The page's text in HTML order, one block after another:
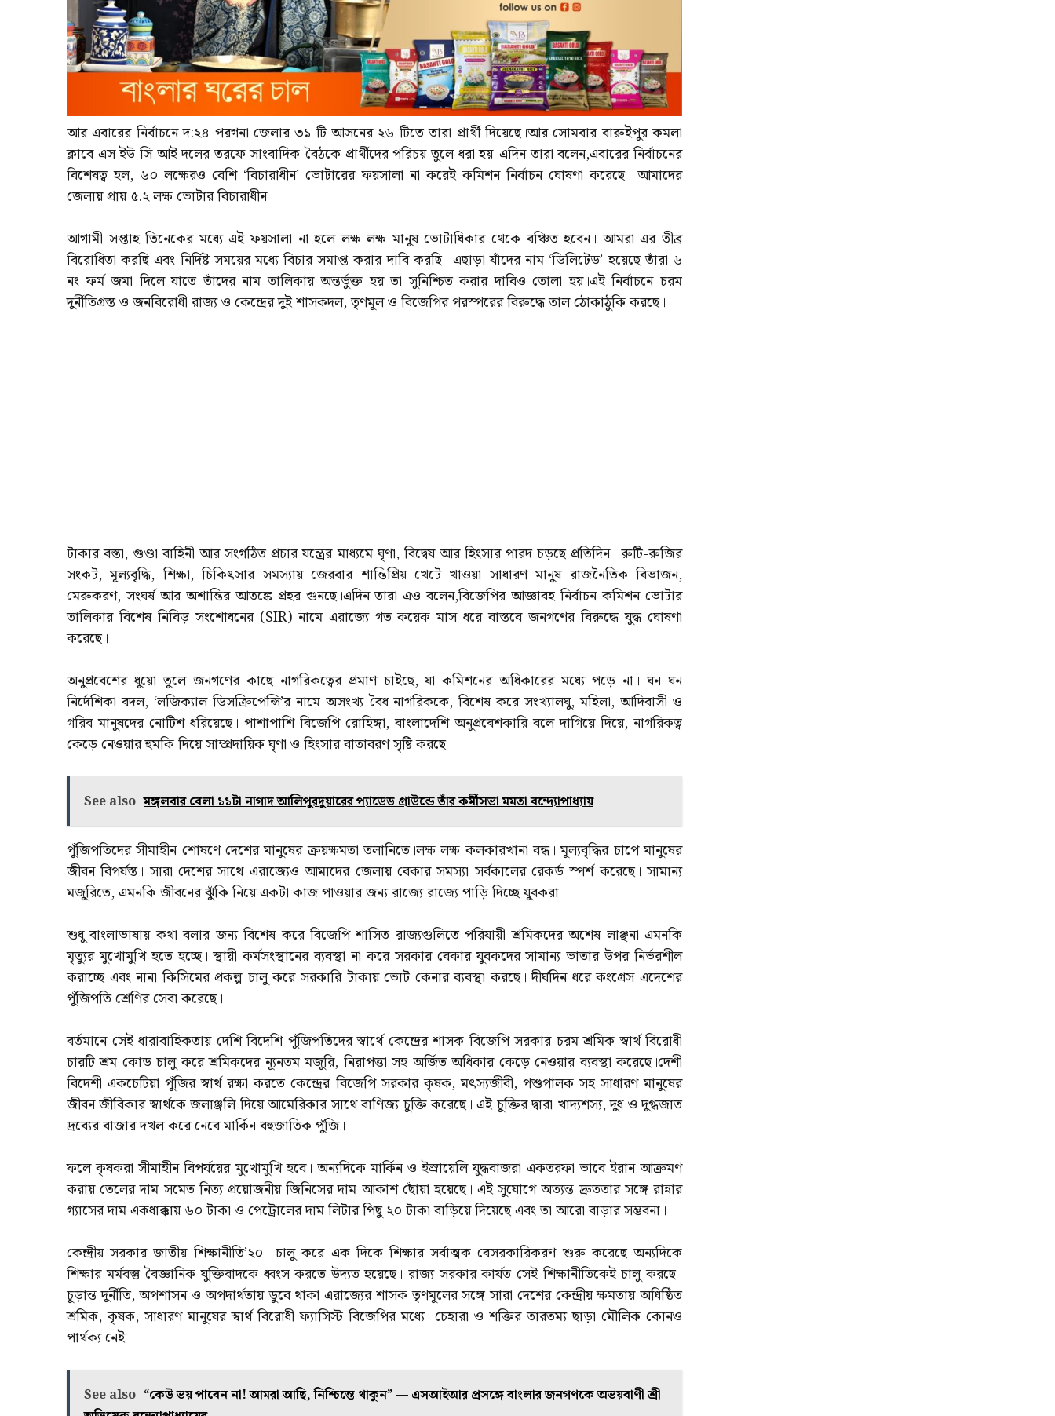
আর এবারের নির্বাচনে দ:২৪ পরগনা জেলার ৩১ টি আসনের ২৬ টিতে তারা প্রার্থী দিয়েছে।আর সোমবার বারুইপুর কমলা
ক্লাবে এস ইউ সি আই দলের তরফে সাংবাদিক বৈঠকে প্রার্থীদের পরিচয় তুলে ধরা হয়।এদিন তারা বলেন,এবারের নির্বাচনের
বিশেষত্ব হল, ৬০ লক্ষেরও বেশি ‘বিচারাধীন’ ভোটারের ফয়সালা না করেই কমিশন নির্বাচন ঘোষণা করেছে। আমাদের
জেলায় প্রায় ৫.২ লক্ষ ভোটার বিচারাধীন।
আগামী সপ্তাহ তিনেকের মধ্যে এই ফয়সালা না হলে লক্ষ লক্ষ মানুষ ভোটাধিকার থেকে বঞ্চিত হবেন। আমরা এর তীব্র
বিরোধিতা করছি এবং নির্দিষ্ট সময়ের মধ্যে বিচার সমাপ্ত করার দাবি করছি। এছাড়া যাঁদের নাম ‘ডিলিটেড’ হয়েছে তাঁরা ৬
নং ফর্ম জমা দিলে যাতে তাঁদের নাম তালিকায় অন্তর্ভুক্ত হয় তা সুনিশ্চিত করার দাবিও তোলা হয়।এই নির্বাচনে চরম
দুর্নীতিগ্রস্ত ও জনবিরোধী রাজ্য ও কেন্দ্রের দুই শাসকদল, তৃণমূল ও বিজেপির পরস্পরের বিরুদ্ধে তাল ঠোকাঠুকি করছে।
টাকার বস্তা, গুণ্ডা বাহিনী আর সংগঠিত প্রচার যন্ত্রের মাধ্যমে ঘৃণা, বিদ্বেষ আর হিংসার পারদ চড়ছে প্রতিদিন। রুটি-রুজির
সংকট, মূল্যবৃদ্ধি, শিক্ষা, চিকিৎসার সমস্যায় জেরবার শান্তিপ্রিয় খেটে খাওয়া সাধারণ মানুষ রাজনৈতিক বিভাজন,
মেরুকরণ, সংঘর্ষ আর অশান্তির আতঙ্কে প্রহর গুনছে।এদিন তারা এও বলেন,বিজেপির আজ্ঞাবহ নির্বাচন কমিশন ভোটার
তালিকার বিশেষ নিবিড় সংশোধনের (SIR) নামে এরাজ্যে গত কয়েক মাস ধরে বাস্তবে জনগণের বিরুদ্ধে যুদ্ধ ঘোষণা
করেছে।
অনুপ্রবেশের ধুয়ো তুলে জনগণের কাছে নাগরিকত্বের প্রমাণ চাইছে, যা কমিশনের অধিকারের মধ্যে পড়ে না। ঘন ঘন
নির্দেশিকা বদল, ‘লজিক্যাল ডিসক্রিপেন্সি’র নামে অসংখ্য বৈধ নাগরিককে, বিশেষ করে সংখ্যালঘু, মহিলা, আদিবাসী ও
গরিব মানুষদের নোটিশ ধরিয়েছে। পাশাপাশি বিজেপি রোহিঙ্গা, বাংলাদেশি অনুপ্রবেশকারি বলে দাগিয়ে দিয়ে, নাগরিকত্ব
কেড়ে নেওয়ার হুমকি দিয়ে সাম্প্রদায়িক ঘৃণা ও হিংসার বাতাবরণ সৃষ্টি করছে।
See also মঙ্গলবার বেলা ১১টা নাগাদ আলিপুরদুয়ারের প্যাডেড গ্রাউন্ডে তাঁর কর্মীসভা মমতা বন্দ্যোপাধ্যায়
পুঁজিপতিদের সীমাহীন শোষণে দেশের মানুষের ক্রয়ক্ষমতা তলানিতে।লক্ষ লক্ষ কলকারখানা বন্ধ। মূল্যবৃদ্ধির চাপে মানুষের
জীবন বিপর্যস্ত। সারা দেশের সাথে এরাজ্যেও আমাদের জেলায় বেকার সমস্যা সর্বকালের রেকর্ড স্পর্শ করেছে। সামান্য
মজুরিতে, এমনকি জীবনের ঝুঁকি নিয়ে একটা কাজ পাওয়ার জন্য রাজ্যে রাজ্যে পাড়ি দিচ্ছে যুবকরা।
শুধু বাংলাভাষায় কথা বলার জন্য বিশেষ করে বিজেপি শাসিত রাজ্যগুলিতে পরিযায়ী শ্রমিকদের অশেষ লাঞ্ছনা এমনকি
মৃত্যুর মুখোমুখি হতে হচ্ছে। স্থায়ী কর্মসংস্থানের ব্যবস্থা না করে সরকার বেকার যুবকদের সামান্য ভাতার উপর নির্ভরশীল
করাচ্ছে এবং নানা কিসিমের প্রকল্প চালু করে সরকারি টাকায় ভোট কেনার ব্যবস্থা করছে। দীর্ঘদিন ধরে কংগ্রেস এদেশের
পুঁজিপতি শ্রেণির সেবা করেছে।
বর্তমানে সেই ধারাবাহিকতায় দেশি বিদেশি পুঁজিপতিদের স্বার্থে কেন্দ্রের শাসক বিজেপি সরকার চরম শ্রমিক স্বার্থ বিরোধী
চারটি শ্রম কোড চালু করে শ্রমিকদের ন্যূনতম মজুরি, নিরাপত্তা সহ অর্জিত অধিকার কেড়ে নেওয়ার ব্যবস্থা করেছে।দেশী
বিদেশী একচেটিয়া পুঁজির স্বার্থ রক্ষা করতে কেন্দ্রের বিজেপি সরকার কৃষক, মৎস্যজীবী, পশুপালক সহ সাধারণ মানুষের
জীবন জীবিকার স্বার্থকে জলাঞ্জলি দিয়ে আমেরিকার সাথে বাণিজ্য চুক্তি করেছে। এই চুক্তির দ্বারা খাদ্যশস্য, দুধ ও দুগ্ধজাত
দ্রব্যের বাজার দখল করে নেবে মার্কিন বহুজাতিক পুঁজি।
ফলে কৃষকরা সীমাহীন বিপর্যয়ের মুখোমুখি হবে। অন্যদিকে মার্কিন ও ইস্রায়েলি যুদ্ধবাজরা একতরফা ভাবে ইরান আক্রমণ
করায় তেলের দাম সমেত নিত্য প্রয়োজনীয় জিনিসের দাম আকাশ ছোঁয়া হয়েছে। এই সুযোগে অত্যন্ত দ্রুততার সঙ্গে রান্নার
গ্যাসের দাম একধাক্কায় ৬০ টাকা ও পেট্রোলের দাম লিটার পিছু ২০ টাকা বাড়িয়ে দিয়েছে এবং তা আরো বাড়ার সম্ভবনা।
কেন্দ্রীয় সরকার জাতীয় শিক্ষানীতি’২০ চালু করে এক দিকে শিক্ষার সর্বাত্মক বেসরকারিকরণ শুরু করেছে অন্যদিকে
শিক্ষার মর্মবস্তু বৈজ্ঞানিক যুক্তিবাদকে ধ্বংস করতে উদ্যত হয়েছে। রাজ্য সরকার কার্যত সেই শিক্ষানীতিকেই চালু করছে।
চূড়ান্ত দুর্নীতি, অপশাসন ও অপদার্থতায় ডুবে থাকা এরাজ্যের শাসক তৃণমূলের সঙ্গে সারা দেশের কেন্দ্রীয় ক্ষমতায় অধিষ্ঠিত
শ্রমিক, কৃষক, সাধারণ মানুষের স্বার্থ বিরোধী ফ্যাসিস্ট বিজেপির মধ্যে চেহারা ও শক্তির তারতম্য ছাড়া মৌলিক কোনও
পার্থক্য নেই।
See also “কেউ ভয় পাবেন না! আমরা আছি, নিশ্চিন্তে থাকুন” — এসআইআর প্রসঙ্গে বাংলার জনগণকে অভয়বাণী শ্রী